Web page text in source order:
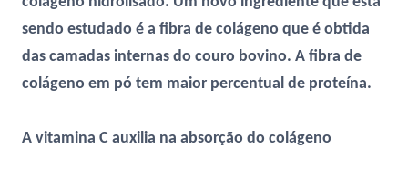
sendo estudado é a fibra de colágeno que é obtida
das camadas internas do couro bovino. A fibra de
colágeno em pó tem maior percentual de proteína.
A vitamina C auxilia na absorção do colágeno